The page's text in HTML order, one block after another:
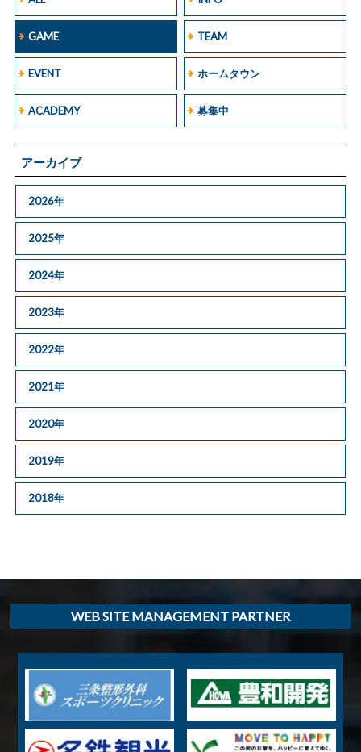
GAME TEAM
EVENT ホームタウン
ACADEMY 募集中
アーカイブ
2026年
2025年
2024年
2023年
2022年
2021年
2020年
2019年
2018年
WEB SITE MANAGEMENT PARTNER